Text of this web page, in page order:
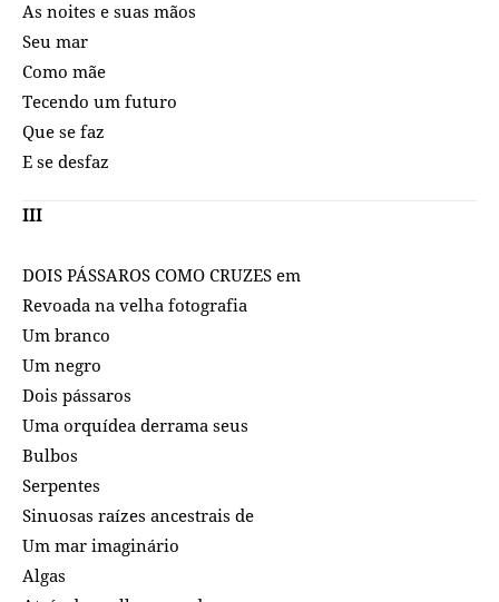
As noites e suas mãos
Seu mar
Como mãe
Tecendo um futuro
Que se faz
E se desfaz
III
DOIS PÁSSAROS COMO CRUZES em
Revoada na velha fotografia
Um branco
Um negro
Dois pássaros
Uma orquídea derrama seus
Bulbos
Serpentes
Sinuosas raízes ancestrais de
Um mar imaginário
Algas